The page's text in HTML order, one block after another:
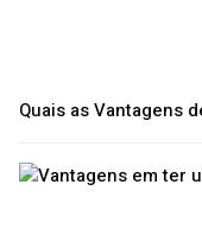
Quais as Vantagens